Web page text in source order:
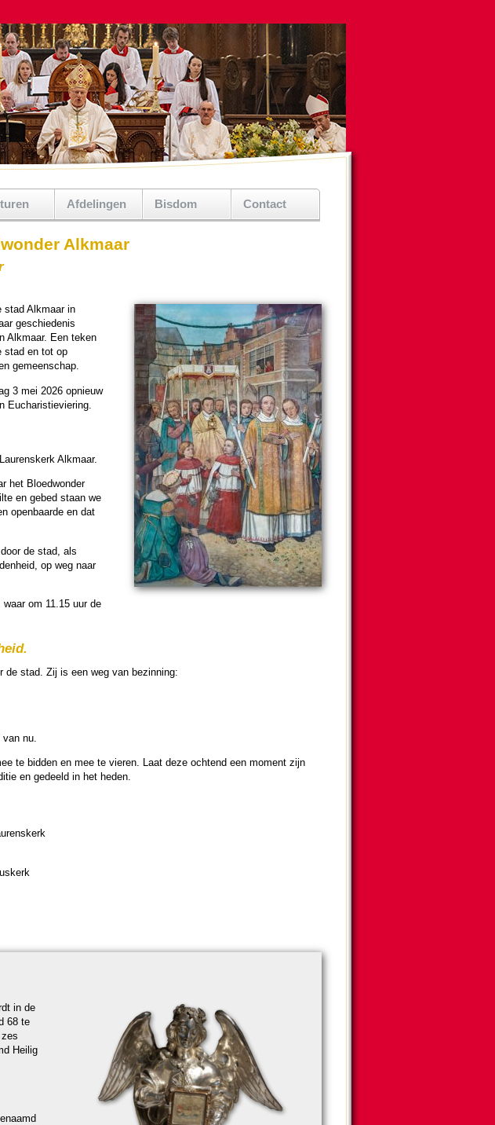
Afdelingen Bisdom Contact
Alkmaar
stad Alkmaar in
ge­schie­de­nis
Alkmaar. Een teken
stad en tot op
gemeen­schap.
3 mei 2026 opnieuw
Eucha­ris­tie­vie­ring.
Alkmaar.
het Bloed­won­der
en gebed staan we
open­baarde en dat
de stad, als
op weg naar
om 11.15 uur de
de stad. Zij is een weg van be­zin­ning:
nu.
te bid­den en mee te vieren. Laat deze ochtend een moment zijn
en gedeeld in het heden.
in de
68 te
Heilig